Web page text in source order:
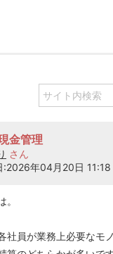
金管理
さん
:2026年04月20日 11:18
。
社員が業務上必要なモ